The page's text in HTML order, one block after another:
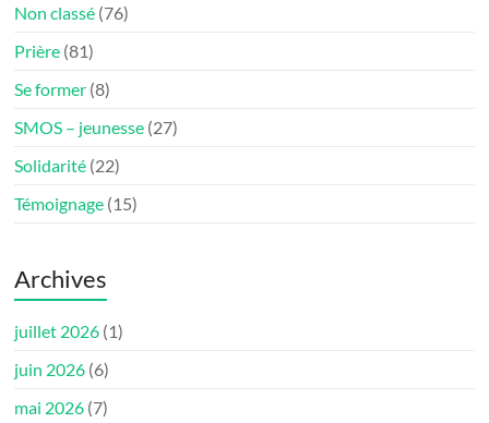
Non classé (76)
Prière (81)
Se former (8)
SMOS – jeunesse (27)
Solidarité (22)
Témoignage (15)
Archives
juillet 2026 (1)
juin 2026 (6)
mai 2026 (7)